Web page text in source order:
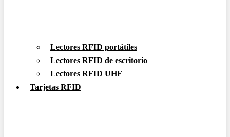
Lectores RFID portátiles
Lectores RFID de escritorio
Lectores RFID UHF
Tarjetas RFID